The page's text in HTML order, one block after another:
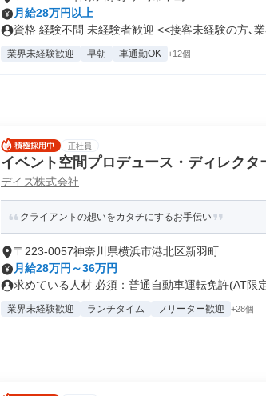
月給28万円以上
資格 経験不問 未経験者歓迎 <<接客未経験の方､業
業界未経験歓迎 早朝 車通勤OK +12個
正社員
イベント空間プロデュース・ディレクタ
デイズ株式会社
クライアントの想いをカタチにするお手伝い
〒223-0057神奈川県横浜市港北区新羽町
月給28万円～36万円
求めている人材 必須：普通自動車運転免許(AT
業界未経験歓迎 ランチタイム フリーター歓迎 +28個